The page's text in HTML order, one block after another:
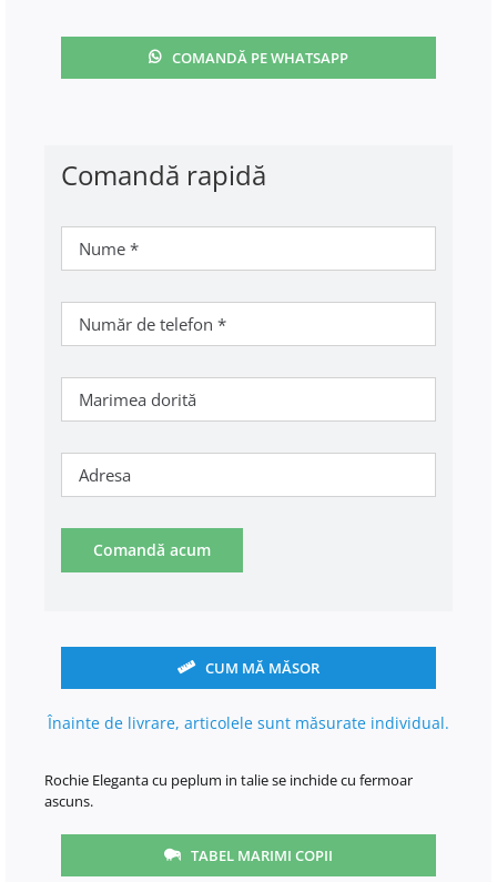
COMANDĂ PE WHATSAPP
Comandă rapidă
Comandă acum
CUM MĂ MĂSOR
Înainte de livrare, articolele sunt măsurate individual.
Rochie Eleganta cu peplum in talie se inchide cu fermoar
ascuns.
TABEL MARIMI COPII